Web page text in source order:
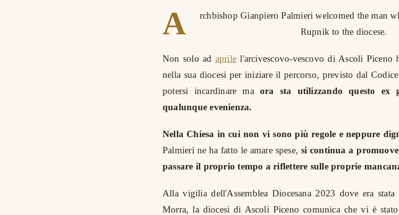
A
rchbishop Gianpiero Palmieri welcomed the man
Rupnik to the diocese.
Non solo ad aprile l'arcivescovo-vescovo di Ascoli Piceno
nella sua diocesi per iniziare il percorso, previsto dal
potersi incardinare ma ora sta utilizzando questo ex
qualunque evenienza.
Nella Chiesa in cui non vi sono più regole e neppure
Palmieri ne ha fatto le amare spese, si continua a
passare il proprio tempo a riflettere sulle proprie
Alla vigilia dell'Assemblea Diocesana 2023 dove era
Morra, la diocesi di Ascoli Piceno comunica che vi è